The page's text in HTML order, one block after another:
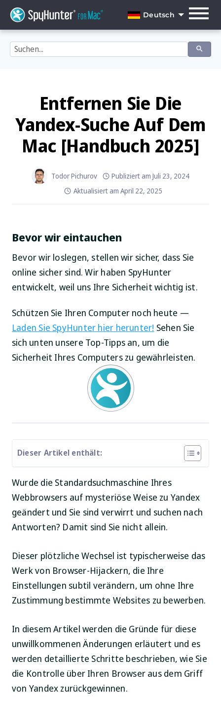
content
Deutsch
English
Français
Italiano
Nederlands
Norsk
Português
Entfernen Sie Die
Yandex-Suche Auf Dem
Mac [Handbuch 2025]
Todor Pichurov Publiziert am Juli 23, 2024
Aktualisiert am April 22, 2025
Bevor wir eintauchen
Bevor wir loslegen, stellen wir sicher, dass Sie
online sicher sind. Wir haben SpyHunter
entwickelt, weil uns Ihre Sicherheit wichtig ist.
Schützen Sie Ihren Computer noch heute —
Laden Sie SpyHunter hier herunter! Sehen Sie
sich unten unsere Top-Tipps an, um die
Sicherheit Ihres Computers zu gewährleisten.
Dieser Artikel enthält:
Wurde die Standardsuchmaschine Ihres
Webbrowsers auf mysteriöse Weise zu Yandex
geändert und Sie sind verwirrt und suchen nach
Antworten? Damit sind Sie nicht allein.
Dieser plötzliche Wechsel ist typischerweise das
Werk von Browser-Hijackern, die Ihre
Einstellungen subtil verändern, um ohne Ihre
Zustimmung bestimmte Websites zu bewerben.
In diesem Artikel werden die Gründe für diese
unwillkommenen Änderungen erläutert und es
werden detaillierte Schritte beschrieben, wie Sie
die Kontrolle über Ihren Browser aus dem Griff
von Yandex zurückgewinnen.